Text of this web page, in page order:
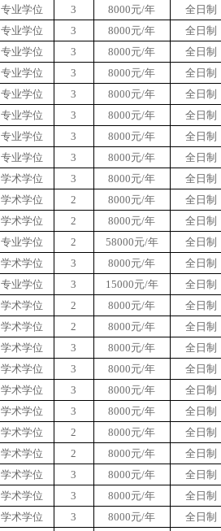
专业学位 3 8000元/年
全日制
专业学位 3 8000元/年
全日制
专业学位 3 8000元/年
全日制
专业学位 3 8000元/年
全日制
专业学位 3 8000元/年
全日制
专业学位 3 8000元/年
全日制
专业学位 3 8000元/年
全日制
专业学位 3 8000元/年
全日制
学术学位 3 8000元/年
全日制
学术学位 2 8000元/年
全日制
学术学位 2 8000元/年
全日制
专业学位 2 58000元/年
全日制
学术学位 3 8000元/年
全日制
专业学位 3 15000元/年
全日制
学术学位 2 8000元/年
全日制
学术学位 2 8000元/年
全日制
学术学位 3 8000元/年
全日制
学术学位 3 8000元/年
全日制
学术学位 3 8000元/年
全日制
学术学位 3 8000元/年
全日制
学术学位 2 8000元/年
全日制
学术学位 2 8000元/年
全日制
学术学位 3 8000元/年
全日制
学术学位 3 8000元/年
全日制
学术学位 3 8000元/年
全日制